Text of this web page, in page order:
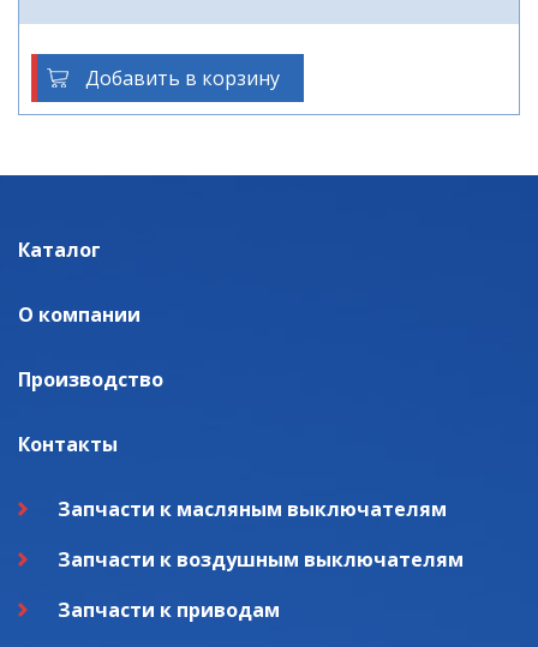
Добавить в корзину
Каталог
О компании
Производство
Контакты
Запчасти к масляным выключателям
Запчасти к воздушным выключателям
Запчасти к приводам